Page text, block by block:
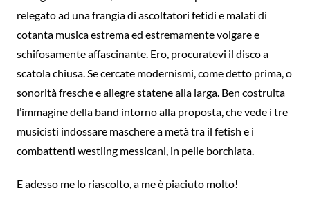
relegato ad una frangia di ascoltatori fetidi e malati di
cotanta musica estrema ed estremamente volgare e
schifosamente affascinante. Ero, procuratevi il disco a
scatola chiusa. Se cercate modernismi, come detto prima, o
sonorità fresche e allegre statene alla larga. Ben costruita
l’immagine della band intorno alla proposta, che vede i tre
musicisti indossare maschere a metà tra il fetish e i
combattenti westling messicani, in pelle borchiata.
E adesso me lo riascolto, a me è piaciuto molto!